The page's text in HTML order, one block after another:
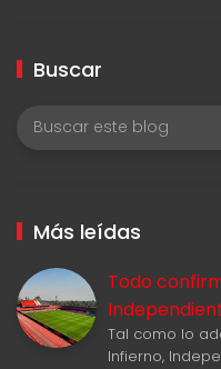
Buscar
Más leídas
Todo
Tal como lo
Infierno,